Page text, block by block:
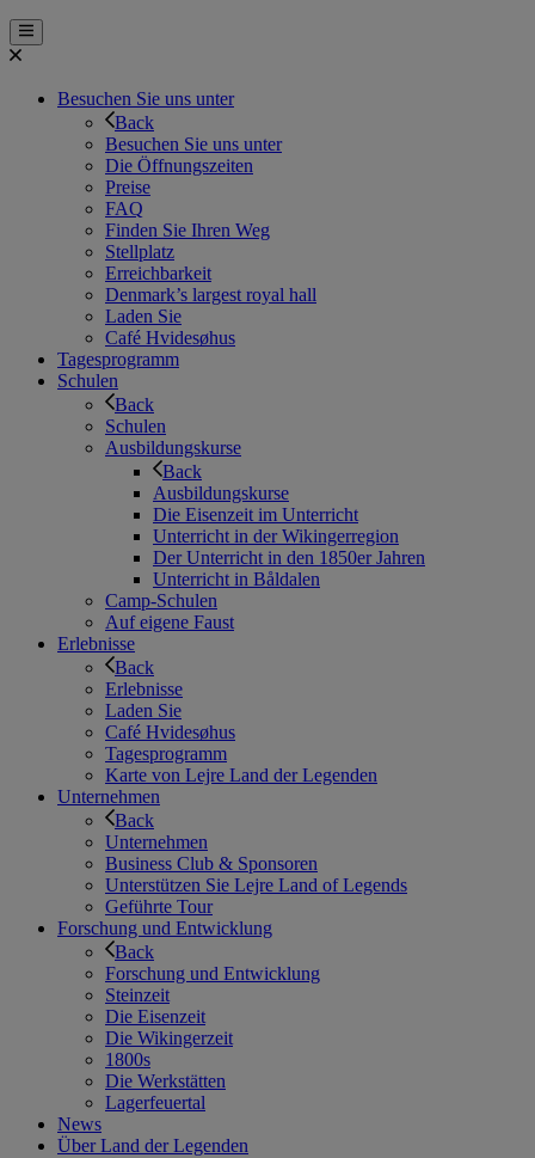
Besuchen Sie uns unter
Back
Besuchen Sie uns unter
Die Öffnungszeiten
Preise
FAQ
Finden Sie Ihren Weg
Stellplatz
Erreichbarkeit
Denmark’s largest royal hall
Laden Sie
Café Hvidesøhus
Tagesprogramm
Schulen
Back
Schulen
Ausbildungskurse
Back
Ausbildungskurse
Die Eisenzeit im Unterricht
Unterricht in der Wikingerregion
Der Unterricht in den 1850er Jahren
Unterricht in Båldalen
Camp-Schulen
Auf eigene Faust
Erlebnisse
Back
Erlebnisse
Laden Sie
Café Hvidesøhus
Tagesprogramm
Karte von Lejre Land der Legenden
Unternehmen
Back
Unternehmen
Business Club & Sponsoren
Unterstützen Sie Lejre Land of Legends
Geführte Tour
Forschung und Entwicklung
Back
Forschung und Entwicklung
Steinzeit
Die Eisenzeit
Die Wikingerzeit
1800s
Die Werkstätten
Lagerfeuertal
News
Über Land der Legenden